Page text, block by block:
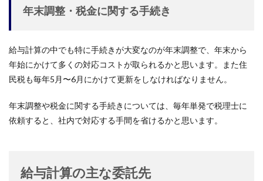
年末調整・税金に関する手続き
給与計算の中でも特に手続きが大変なのが年末調整で、年末から
年始にかけて多くの対応コストが取られるかと思います。また住
民税も毎年5月〜6月にかけて更新をしなければなりません。
年末調整や税金に関する手続きについては、毎年単発で税理士に
依頼すると、社内で対応する手間を省けるかと思います。
給与計算の主な委託先